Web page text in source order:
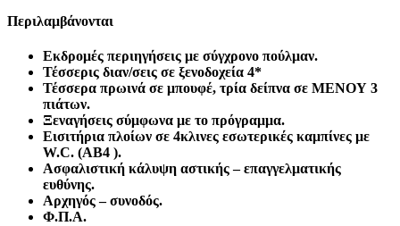
Περιλαμβάνονται
Eκδρομές περιηγήσεις με σύγχρονο πούλμαν.
Τέσσερις διαν/σεις σε ξενοδοχεία 4*
Τέσσερα πρωινά σε μπουφέ, τρία δείπνα σε ΜΕΝΟΥ 3
πιάτων.
Ξεναγήσεις σύμφωνα με το πρόγραμμα.
Εισιτήρια πλοίων σε 4κλινες εσωτερικές καμπίνες με
W.C. (AΒ4 ).
Ασφαλιστική κάλυψη αστικής – επαγγελματικής
ευθύνης.
Αρχηγός – συνοδός.
Φ.Π.Α.